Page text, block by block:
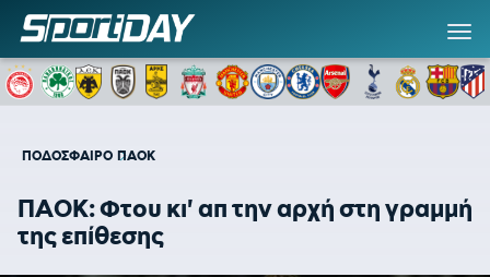
ΠΟΔΟΣΦΑΙΡΟ ΠΑΟΚ
ΠΑΟΚ: Φτου κι' απ την αρχή στη γραμμή
της επίθεσης